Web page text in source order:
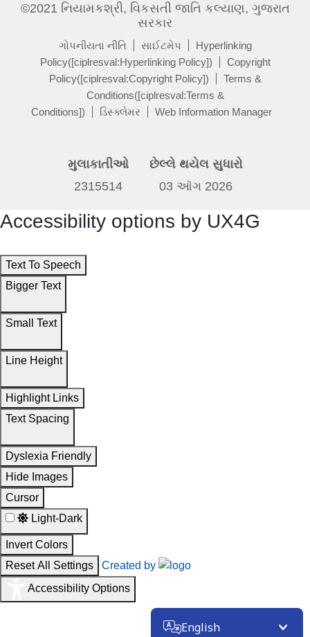
©2021 નિયામકશ્રી, વિકસતી જાતિ કલ્યાણ, ગુજરાત
સરકાર
ગોપનીયતા નીતિ સાઈટમેપ
Hyperlinking
Policy([ciplresval:Hyperlinking Policy])
Copyright
Policy([ciplresval:Copyright Policy])
Terms &
Conditions([ciplresval:Terms &
Conditions])
ડિસ્ક્લેમર Web Information Manager
મુલાકાતીઓ
2315514
છેલ્લે થયેલ સુધારો
03 ઑગ 2026
Accessibility options by UX4G
Text To Speech
Bigger Text
Small Text
Line Height
Highlight Links
Text Spacing
Dyslexia Friendly
Hide Images
Cursor
Light-Dark
Invert Colors
Reset All Settings
Created by
Accessibility Options
English